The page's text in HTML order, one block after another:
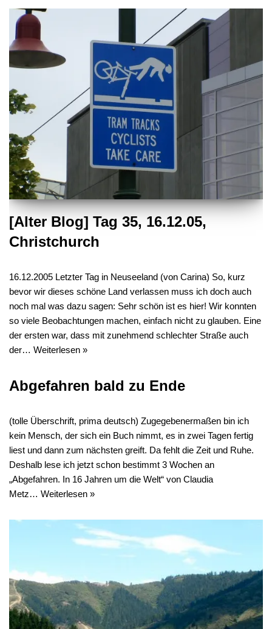
[Alter Blog] Tag 35, 16.12.05,
Christchurch
16.12.2005 Letzter Tag in Neuseeland (von Carina) So, kurz
bevor wir dieses schöne Land verlassen muss ich doch auch
noch mal was dazu sagen: Sehr schön ist es hier! Wir konnten
so viele Beobachtungen machen, einfach nicht zu glauben. Eine
der ersten war, dass mit zunehmend schlechter Straße auch
der… Weiterlesen »
Abgefahren bald zu Ende
(tolle Überschrift, prima deutsch) Zugegebenermaßen bin ich
kein Mensch, der sich ein Buch nimmt, es in zwei Tagen fertig
liest und dann zum nächsten greift. Da fehlt die Zeit und Ruhe.
Deshalb lese ich jetzt schon bestimmt 3 Wochen an
„Abgefahren. In 16 Jahren um die Welt“ von Claudia
Metz… Weiterlesen »